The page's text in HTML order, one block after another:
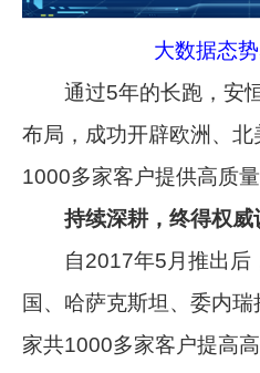
大数据态势
通过5年的长跑，安恒
布局，成功开辟欧洲、
1000多家客户提供高质
持续深耕，终得权威
自2017年5月推出后
国、哈萨克斯坦、委内
家共1000多家客户提高